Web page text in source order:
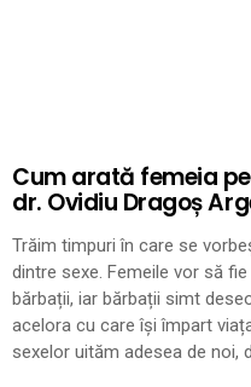
Cum arată femeia
dr. Ovidiu Dragoș
Trăim timpuri în care se
dintre sexe. Femeile vor să
bărbații, iar bărbații simt
acelora cu care își împart
sexelor uităm adesea de noi,